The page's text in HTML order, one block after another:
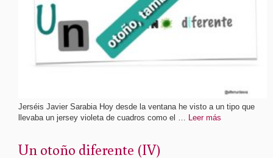
Jerséis Javier Sarabia Hoy desde la ventana he visto a un tipo que
llevaba un jersey violeta de cuadros como el … Leer más
Un otoño diferente (IV)